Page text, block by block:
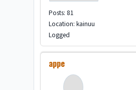
Posts: 81
Location: kainuu
Logged
appe